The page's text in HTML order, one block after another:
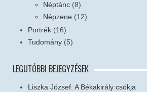
Néptánc (8)
Népzene (12)
Portrék (16)
Tudomány (5)
LEGUTÓBBI BEJEGYZÉSEK
Liszka József: A Békakirály csókja